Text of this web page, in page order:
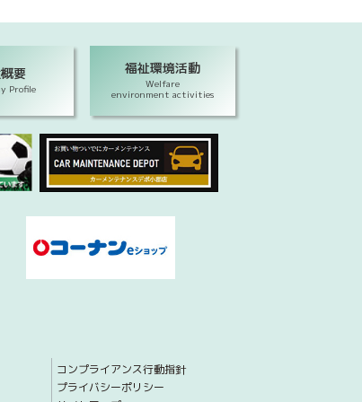
要
Profile
福祉環境活動
Welfare
environment activities
コンプライアンス行動指針
プライバシーポリシー